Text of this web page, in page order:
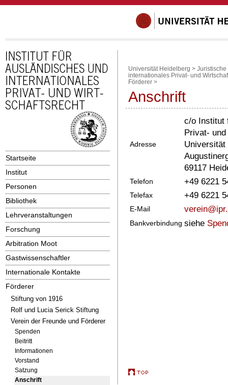
Startseite
Institut
Personen
Bibliothek
Lehrveranstaltungen
Forschung
Arbitration Moot
Gastwissenschaftler
Internationale Kontakte
Förderer
Stiftung von 1916
Rolf und Lucia Serick Stiftung
Verein der Freunde und Förderer
Spenden
Beitritt
Informationen
Vorstand
Satzung
Anschrift
Universität Heidelberg > Juristische
internationales Privat- und
Förderer >
Anschrift
Adresse
c/o Institut
Privat-
Universität
69117
Telefon +49 6221
Telefax +49 6221
E-Mail
Bankverbindung siehe